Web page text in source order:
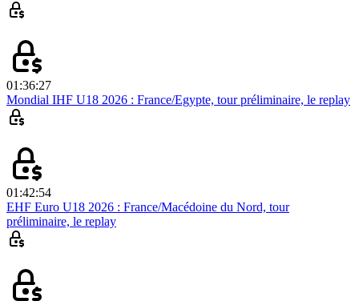
01:36:27
Mondial IHF U18 2026 : France/Egypte, tour préliminaire, le replay
01:42:54
EHF Euro U18 2026 : France/Macédoine du Nord, tour
préliminaire, le replay